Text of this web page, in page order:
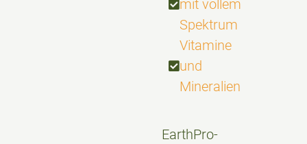
mit vollem
Spektrum
Vitamine
und
Mineralien
EarthPro-